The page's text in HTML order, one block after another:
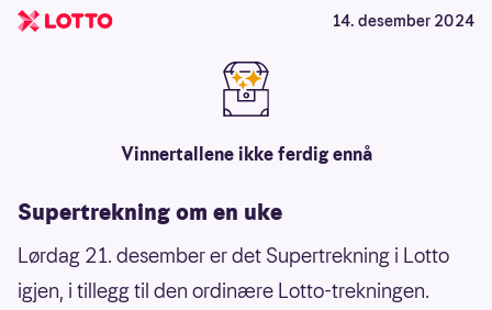
14. desember 2024
Vinnertallene ikke ferdig ennå
Supertrekning om en uke
Lørdag 21. desember er det Supertrekning i Lotto
igjen, i tillegg til den ordinære Lotto-trekningen.